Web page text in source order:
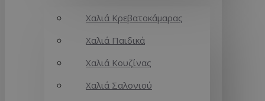
Χαλιά Κρεβατοκάμαρας
Χαλιά Παιδικά
Χαλιά Κουζίνας
Χαλιά Σαλονιού